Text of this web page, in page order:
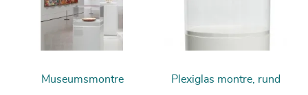
Museumsmontre Plexiglas montre, rund